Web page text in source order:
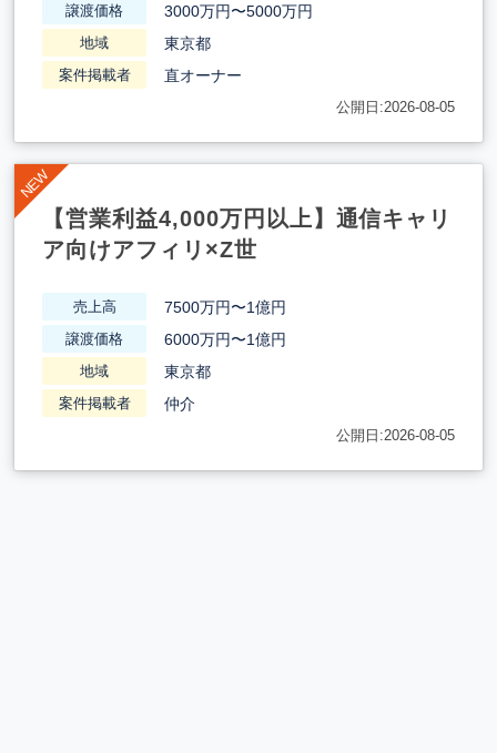
譲渡価格 3000万円〜5000万円
地域 東京都
案件掲載者 直オーナー
公開日:2026-08-05
【営業利益4,000万円以上】通信キャリ
ア向けアフィリ×Z世
売上高 7500万円〜1億円
譲渡価格 6000万円〜1億円
地域 東京都
案件掲載者 仲介
公開日:2026-08-05